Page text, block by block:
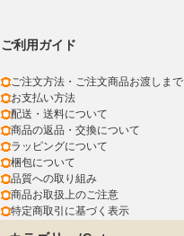
ご利用ガイド
ご注文方法・ご注文商品お渡しまで
お支払い方法
配送・送料について
商品の返品・交換について
ラッピングについて
梱包について
品質への取り組み
商品お取扱上のご注意
特定商取引に基づく表示